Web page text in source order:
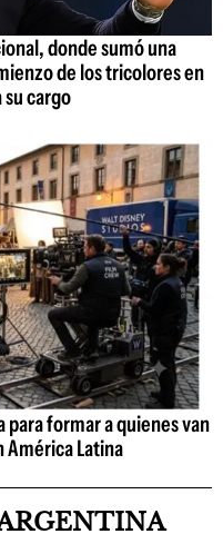
donde sumó una
de los tricolores en
su cargo
para formar a quienes van
América Latina